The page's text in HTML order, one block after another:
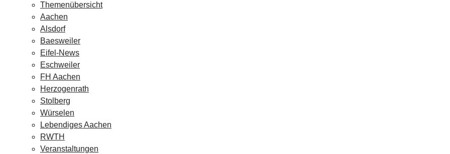
Themenübersicht
Aachen
Alsdorf
Baesweiler
Eifel-News
Eschweiler
FH Aachen
Herzogenrath
Stolberg
Würselen
Lebendiges Aachen
RWTH
Veranstaltungen